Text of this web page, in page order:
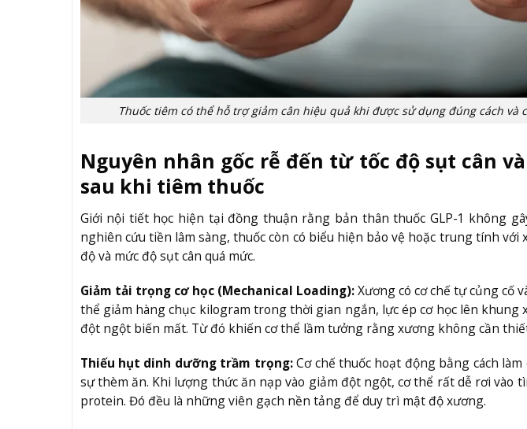
Thuốc tiêm có thể hỗ trợ giảm cân hiệu quả khi được sử dụng đúng cách và
Nguyên nhân gốc rễ đến từ tốc độ sụt cân
sau khi tiêm thuốc
Giới nội tiết học hiện tại đồng thuận rằng bản thân thuốc GLP-1 không
nghiên cứu tiền lâm sàng, thuốc còn có biểu hiện bảo vệ hoặc trung tính với
độ và mức độ sụt cân quá mức.
Giảm tải trọng cơ học (Mechanical Loading):Xương có cơ chế tự củng cố
thể giảm hàng chục kilogram trong thời gian ngắn, lực ép cơ học lên khung
đột ngột biến mất. Từ đó khiến cơ thể lầm tưởng rằng xương không cần
Thiếu hụt dinh dưỡng trầm trọng:Cơ chế thuốc hoạt động bằng cách
sự thèm ăn. Khi lượng thức ăn nạp vào giảm đột ngột, cơ thể rất dễ rơi vào
protein. Đó đều là những viên gạch nền tảng để duy trì mật độ xương.